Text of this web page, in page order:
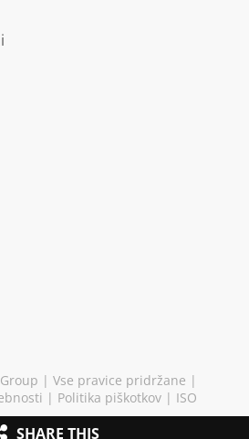
| Vse pravice pridržane |
| Politika piškotkov | ISO
SHARE THIS